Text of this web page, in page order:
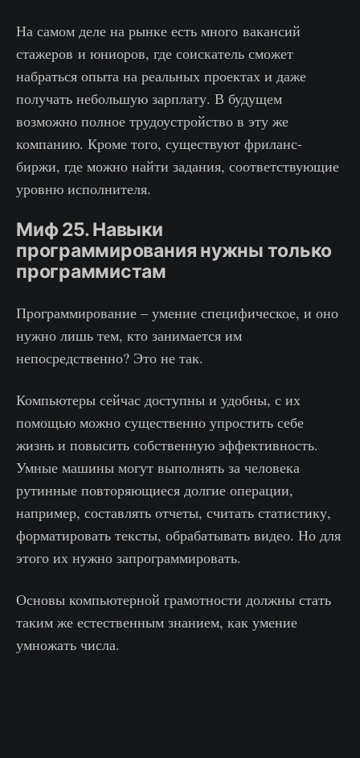
На самом деле на рынке есть много вакансий
стажеров и юниоров, где соискатель сможет
набраться опыта на реальных проектах и даже
получать небольшую зарплату. В будущем
возможно полное трудоустройство в эту же
компанию. Кроме того, существуют фриланс-
биржи, где можно найти задания, соответствующие
уровню исполнителя.
Миф 25. Навыки
программирования нужны только
программистам
Программирование – умение специфическое, и оно
нужно лишь тем, кто занимается им
непосредственно? Это не так.
Компьютеры сейчас доступны и удобны, с их
помощью можно существенно упростить себе
жизнь и повысить собственную эффективность.
Умные машины могут выполнять за человека
рутинные повторяющиеся долгие операции,
например, составлять отчеты, считать статистику,
форматировать тексты, обрабатывать видео. Но для
этого их нужно запрограммировать.
Основы компьютерной грамотности должны стать
таким же естественным знанием, как умение
умножать числа.